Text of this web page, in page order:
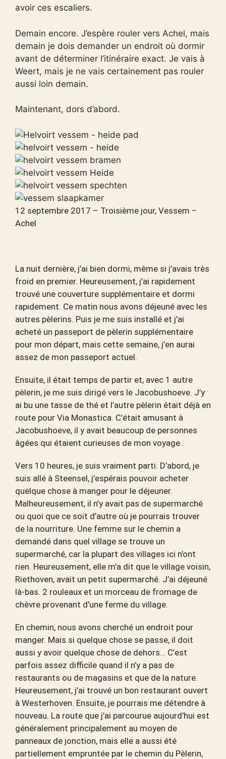
avoir ces escaliers.
Demain encore. J’espère rouler vers Achel, mais
demain je dois demander un endroit où dormir
avant de déterminer l’itinéraire exact. Je vais à
Weert, mais je ne vais certainement pas rouler
aussi loin demain.
Maintenant, dors d’abord.
12 septembre 2017 – Troisième jour, Vessem –
Achel
La nuit dernière, j’ai bien dormi, même si j’avais très
froid en premier. Heureusement, j’ai rapidement
trouvé une couverture supplémentaire et dormi
rapidement. Ce matin nous avons déjeuné avec les
autres pèlerins. Puis je me suis installé et j’ai
acheté un passeport de pèlerin supplémentaire
pour mon départ, mais cette semaine, j’en aurai
assez de mon passeport actuel.
Ensuite, il était temps de partir et, avec 1 autre
pèlerin, je me suis dirigé vers le Jacobushoeve. J’y
ai bu une tasse de thé et l’autre pèlerin était déjà en
route pour Via Monastica. C’était amusant à
Jacobushoeve, il y avait beaucoup de personnes
âgées qui étaient curieuses de mon voyage.
Vers 10 heures, je suis vraiment parti. D’abord, je
suis allé à Steensel, j’espérais pouvoir acheter
quelque chose à manger pour le déjeuner.
Malheureusement, il n’y avait pas de supermarché
ou quoi que ce soit d’autre où je pourrais trouver
de la nourriture. Une femme sur le chemin a
demandé dans quel village se trouve un
supermarché, car la plupart des villages ici n’ont
rien. Heureusement, elle m’a dit que le village voisin,
Riethoven, avait un petit supermarché. J’ai déjeuné
là-bas. 2 rouleaux et un morceau de fromage de
chèvre provenant d’une ferme du village.
En chemin, nous avons cherché un endroit pour
manger. Mais si quelque chose se passe, il doit
aussi y avoir quelque chose de dehors… C’est
parfois assez difficile quand il n’y a pas de
restaurants ou de magasins et que de la nature.
Heureusement, j’ai trouvé un bon restaurant ouvert
à Westerhoven. Ensuite, je pourrais me détendre à
nouveau. La route que j’ai parcourue aujourd’hui est
généralement principalement au moyen de
panneaux de jonction, mais elle a aussi été
partiellement empruntée par le chemin du Pèlerin,